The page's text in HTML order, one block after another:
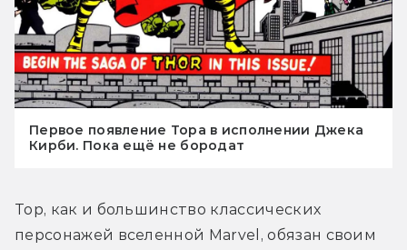
Первое появление Тора в исполнении Джека
Кирби. Пока ещё не бородат
Тор, как и большинство классических
персонажей вселенной Marvel, обязан своим